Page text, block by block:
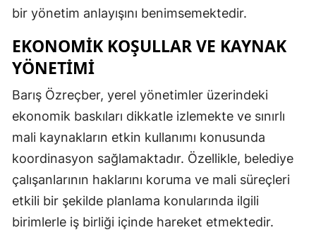
bir yönetim anlayışını benimsemektedir.
EKONOMIK KOŞULLAR VE KAYNAK
YÖNETIMI
Barış Özreçber, yerel yönetimler üzerindeki
ekonomik baskıları dikkatle izlemekte ve sınırlı
mali kaynakların etkin kullanımı konusunda
koordinasyon sağlamaktadır. Özellikle, belediye
çalışanlarının haklarını koruma ve mali süreçleri
etkili bir şekilde planlama konularında ilgili
birimlerle iş birliği içinde hareket etmektedir.